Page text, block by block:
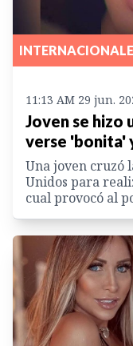
11:13 AM 29 jun.
Joven se hizo
verse 'bonita'
Una joven cruzó
Unidos para
cual provocó al